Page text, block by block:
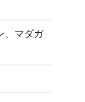
、マダガ